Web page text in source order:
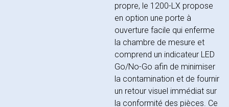
propre, le 1200-LX propose
en option une porte à
ouverture facile qui enferme
la chambre de mesure et
comprend un indicateur LED
Go/No-Go afin de minimiser
la contamination et de fournir
un retour visuel immédiat sur
la conformité des pièces. Ce